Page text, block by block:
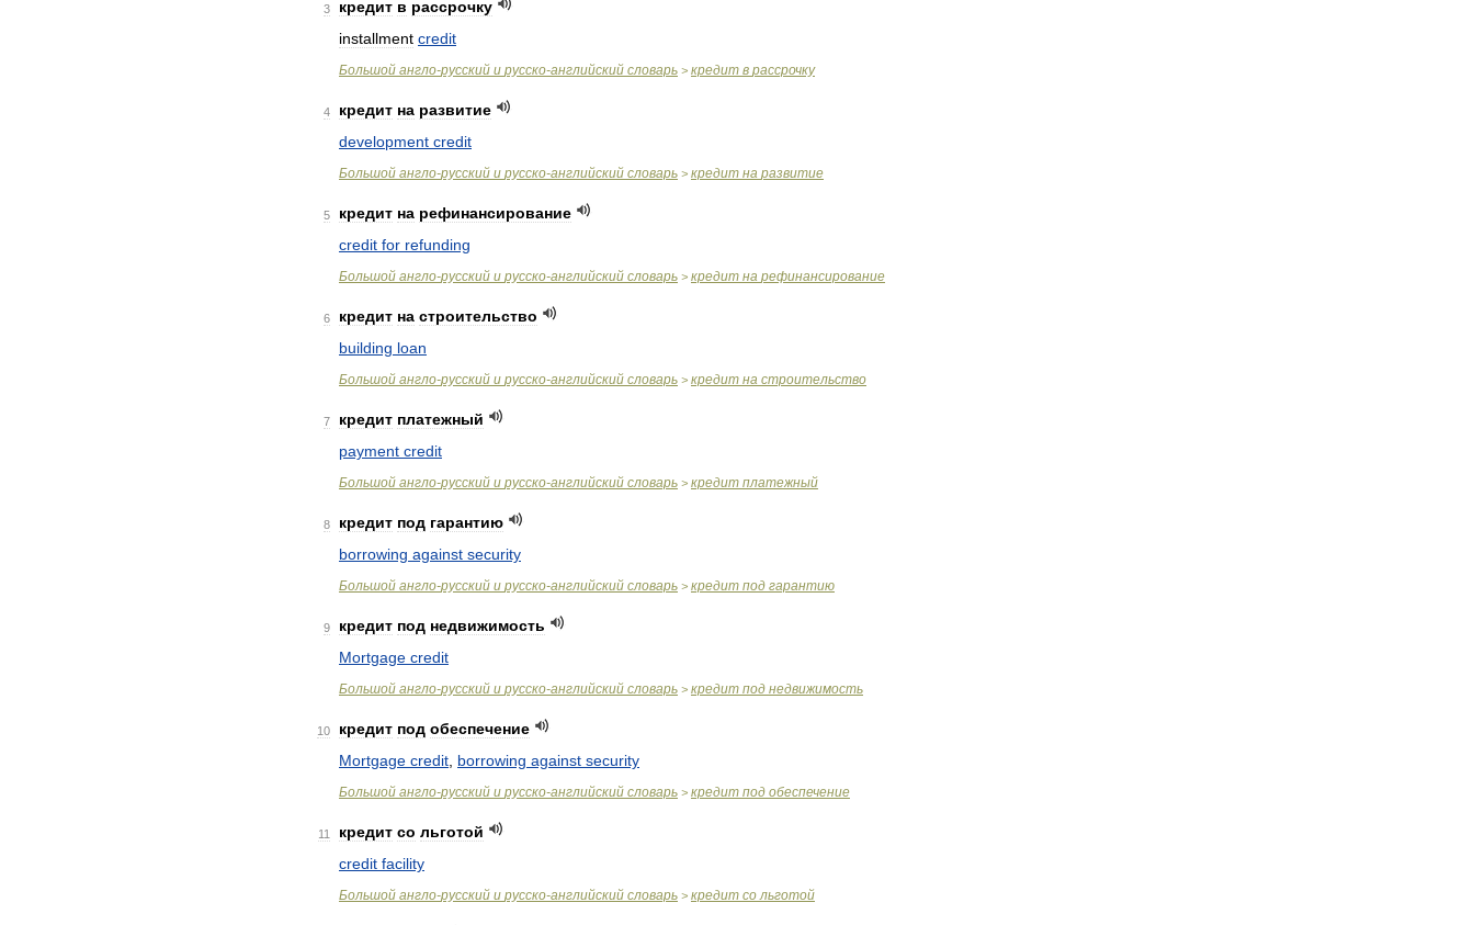
3 кредит в рассрочку
installment credit
Большой англо-русский и русско-английский словарь > кредит в рассрочку
4 кредит на развитие
development credit
Большой англо-русский и русско-английский словарь > кредит на развитие
5 кредит на рефинансирование
credit for refunding
Большой англо-русский и русско-английский словарь > кредит на рефинансирование
6 кредит на строительство
building loan
Большой англо-русский и русско-английский словарь > кредит на строительство
7 кредит платежный
payment credit
Большой англо-русский и русско-английский словарь > кредит платежный
8 кредит под гарантию
borrowing against security
Большой англо-русский и русско-английский словарь > кредит под гарантию
9 кредит под недвижимость
Mortgage credit
Большой англо-русский и русско-английский словарь > кредит под недвижимость
10 кредит под обеспечение
Mortgage credit borrowing against security
Большой англо-русский и русско-английский словарь > кредит под обеспечение
11 кредит со льготой
credit facility
Большой англо-русский и русско-английский словарь > кредит со льготой